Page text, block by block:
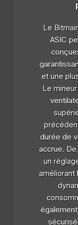
Le
ASIC
et une
Le
durée de
accrue.
un
améliorant